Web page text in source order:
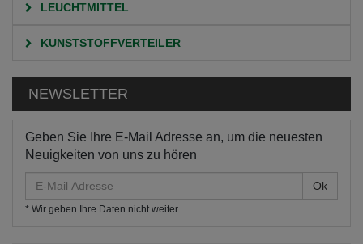
LEUCHTMITTEL
KUNSTSTOFFVERTEILER
NEWSLETTER
Geben Sie Ihre E-Mail Adresse an, um die neuesten
Neuigkeiten von uns zu hören
Mail
Adresse
* Wir geben Ihre Daten nicht weiter